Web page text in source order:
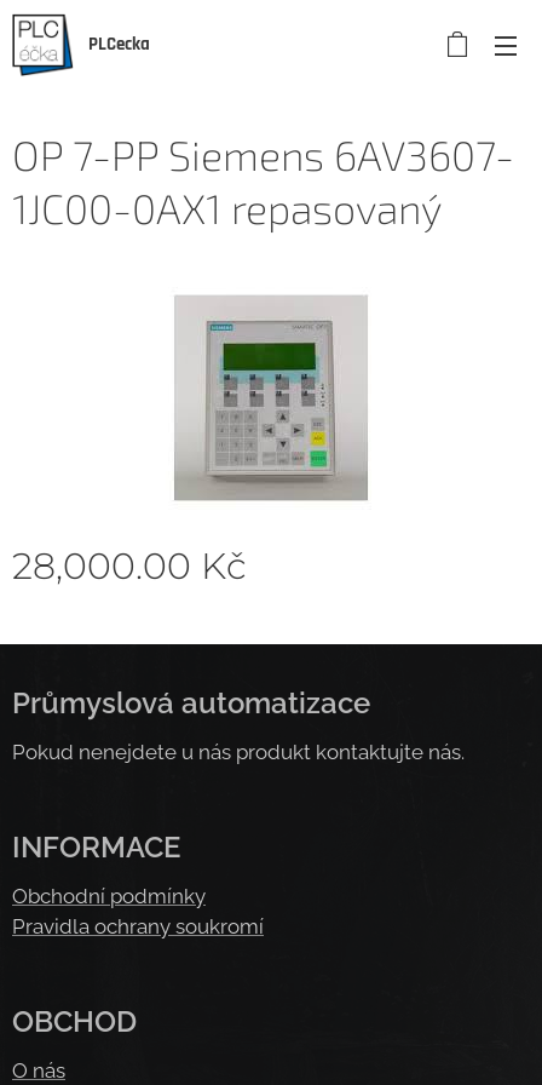
PLCecka
OP 7-PP Siemens 6AV3607-
1JC00-0AX1 repasovaný
28,000.00 Kč
Průmyslová automatizace
Pokud nenejdete u nás produkt kontaktujte nás.
INFORMACE
Obchodní podmínky
Pravidla ochrany soukromí
OBCHOD
O nás